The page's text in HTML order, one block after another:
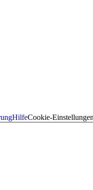
HilfeCookie-Einstellungen